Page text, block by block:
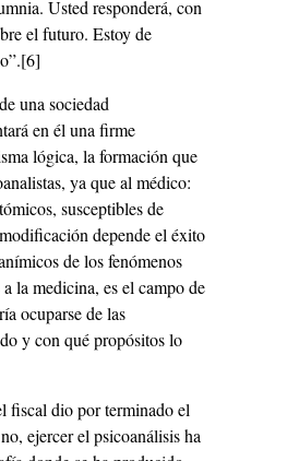
Usted responderá, con
el futuro. Estoy de
[6]
una sociedad
en él una firme
lógica, la formación que
ya que al médico:
susceptibles de
depende el éxito
de los fenómenos
la medicina, es el campo de
ocuparse de las
y con qué propósitos lo
fiscal dio por terminado el
ejercer el psicoanálisis ha